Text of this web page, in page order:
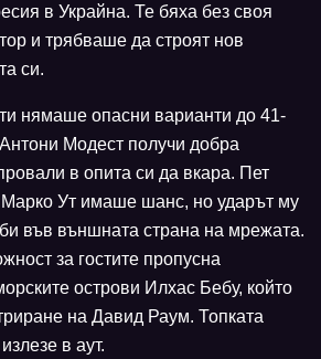
в Украйна. Те бяха без своя
и трябваше да строят нов
си.
нямаше опасни варианти до 41-
Модест получи добра
в опита си да вкара. Пет
Марко Ут имаше шанс, но ударът му
във външната страна на мрежата.
за гостите пропусна
острови Илхас Бебу, който
на Давид Раум. Топката
в аут.